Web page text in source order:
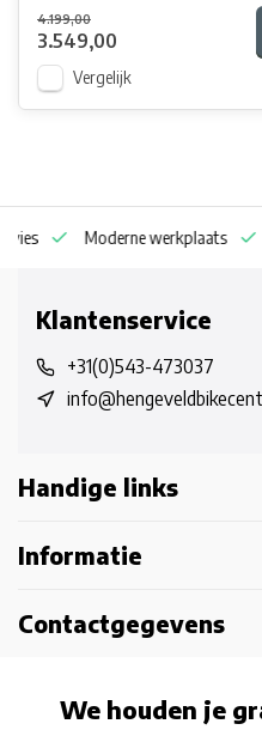
4.199,00
3.549,00
Vergelijk
Moderne werkplaats
Klantenservice
+31(0)543-473037
Handige links
Informatie
Contactgegevens
We houden je